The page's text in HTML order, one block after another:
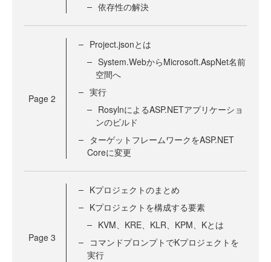
依存性の解決
Page 2
Project.jsonとは
System.WebからMicrosoft.AspNet名前
空間へ
実行
RosylnによるASP.NETアプリケーショ
ンのビルド
ターゲットフレームワークをASP.NET
Coreに変更
Page 3
Kプロジェクトのまとめ
Kプロジェクトを構成する要素
KVM、KRE、KLR、KPM、Kとは
コマンドプロンプトでKプロジェクトを
実行